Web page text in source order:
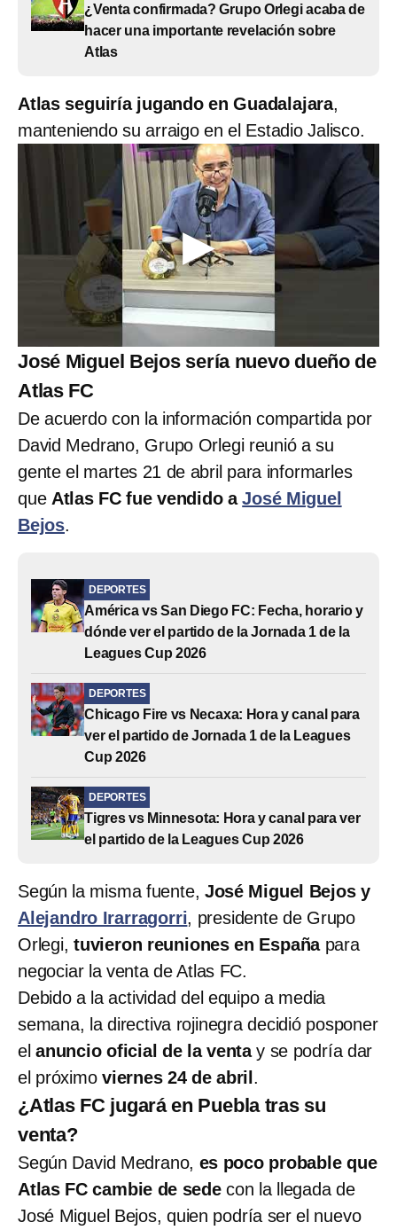
¿Venta confirmada? Grupo Orlegi acaba de
hacer una importante revelación sobre
Atlas
Atlas seguiría jugando en Guadalajara,
manteniendo su arraigo en el Estadio Jalisco.
José Miguel Bejos sería nuevo dueño de
Atlas FC
De acuerdo con la información compartida por
David Medrano, Grupo Orlegi reunió a su
gente el martes 21 de abril para informarles
que Atlas FC fue vendido aJosé Miguel
Bejos.
DEPORTES
América vs San Diego FC: Fecha, horario y
dónde ver el partido de la Jornada 1 de la
Leagues Cup 2026
DEPORTES
Chicago Fire vs Necaxa: Hora y canal para
ver el partido de Jornada 1 de la Leagues
Cup 2026
DEPORTES
Tigres vs Minnesota: Hora y canal para ver
el partido de la Leagues Cup 2026
Según la misma fuente, José Miguel Bejos y
Alejandro Irarragorri, presidente de Grupo
Orlegi, tuvieron reuniones en Españapara
negociar la venta de Atlas FC.
Debido a la actividad del equipo a media
semana, la directiva rojinegra decidió posponer
el anuncio oficial de la ventay se podría dar
el próximo viernes 24 de abril .
¿Atlas FC jugará en Puebla tras su
venta?
Según David Medrano, es poco probable que
Atlas FC cambie de sedecon la llegada de
José Miguel Bejos, quien podría ser el nuevo